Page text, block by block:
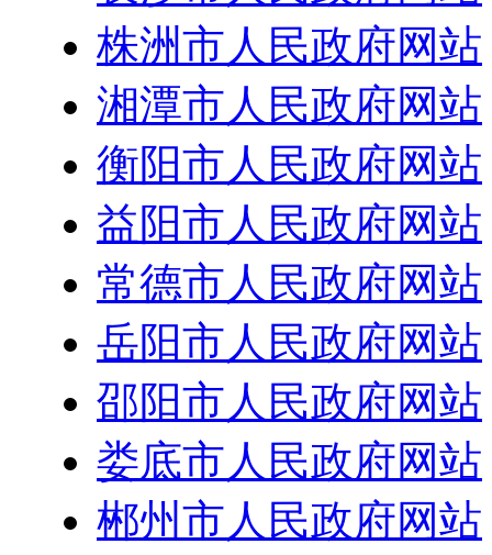
株洲市人民政府网站
湘潭市人民政府网站
衡阳市人民政府网站
益阳市人民政府网站
常德市人民政府网站
岳阳市人民政府网站
邵阳市人民政府网站
娄底市人民政府网站
郴州市人民政府网站